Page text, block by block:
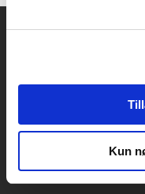
Kun
CVR 76351910
Kontakt kundeservice